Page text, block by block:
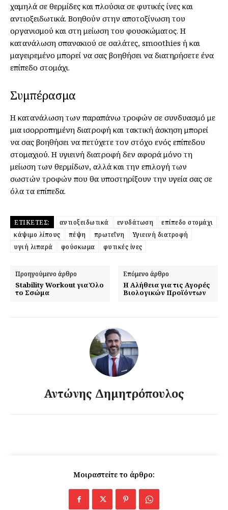
Daily Food
χαμηλά σε θερμίδες και πλούσια σε φυτικές ίνες και
αντιοξειδωτικά. Βοηθούν στην αποτοξίνωση του
οργανισμού και στη μείωση του φουσκώματος. Η
κατανάλωση σπανακιού σε σαλάτες, smoothies ή και
μαγειρεμένο μπορεί να σας βοηθήσει να διατηρήσετε ένα
επίπεδο στομάχι.
Συμπέρασμα
Η κατανάλωση των παραπάνω τροφών σε συνδυασμό με
μια ισορροπημένη διατροφή και τακτική άσκηση μπορεί
να σας βοηθήσει να πετύχετε τον στόχο ενός επίπεδου
στομαχιού. Η υγιεινή διατροφή δεν αφορά μόνο τη
μείωση των θερμίδων, αλλά και την επιλογή των
σωστών τροφών που θα υποστηρίξουν την υγεία σας σε
όλα τα επίπεδα.
ΕΤΙΚΈΤΕΣ: αντιοξειδωτικά ενυδάτωση
επίπεδο στομάχι
κάψιμο λίπους
πέψη πρωτεΐνη
Υγιεινή διατροφή
υγιή λιπαρά
φούσκωμα φυτικές ίνες
Προηγούμενο άρθρο
Stability Workout για Όλο
το Σσώμα
Επόμενο άρθρο
Η Αλήθεια για τις Αγορές
Βιολογικών Προϊόντων
Αντώνης Δημητρόπουλος
Μοιραστείτε το άρθρο: